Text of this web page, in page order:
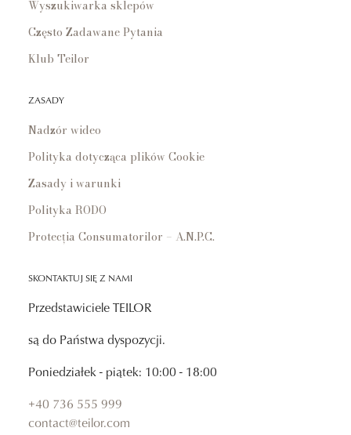
Wyszukiwarka sklepów
Często Zadawane Pytania
Klub Teilor
ZASADY
Nadzór wideo
Polityka dotycząca plików Cookie
Zasady i warunki
Polityka RODO
Protecția Consumatorilor – A.N.P.C.
SKONTAKTUJ SIĘ Z NAMI
Przedstawiciele TEILOR
są do Państwa dyspozycji.
Poniedziałek - piątek: 10:00 - 18:00
+40 736 555 999
contact@teilor.com